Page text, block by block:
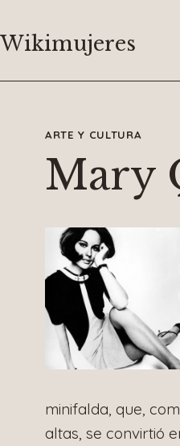
al
Wikimujeres
ARTE Y CULTURA
Mary
minifalda, que,
altas, se convirtió